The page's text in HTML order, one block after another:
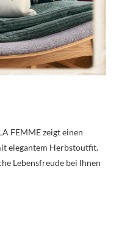
FEMME zeigt einen
elegantem Herbstoutfit.
Lebensfreude bei Ihnen